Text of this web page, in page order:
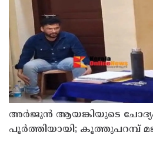
അര്‍ജുന്‍ ആയങ്കിയുടെ
പൂര്‍ത്തിയായി; കൂത്തുപറമ്പ്